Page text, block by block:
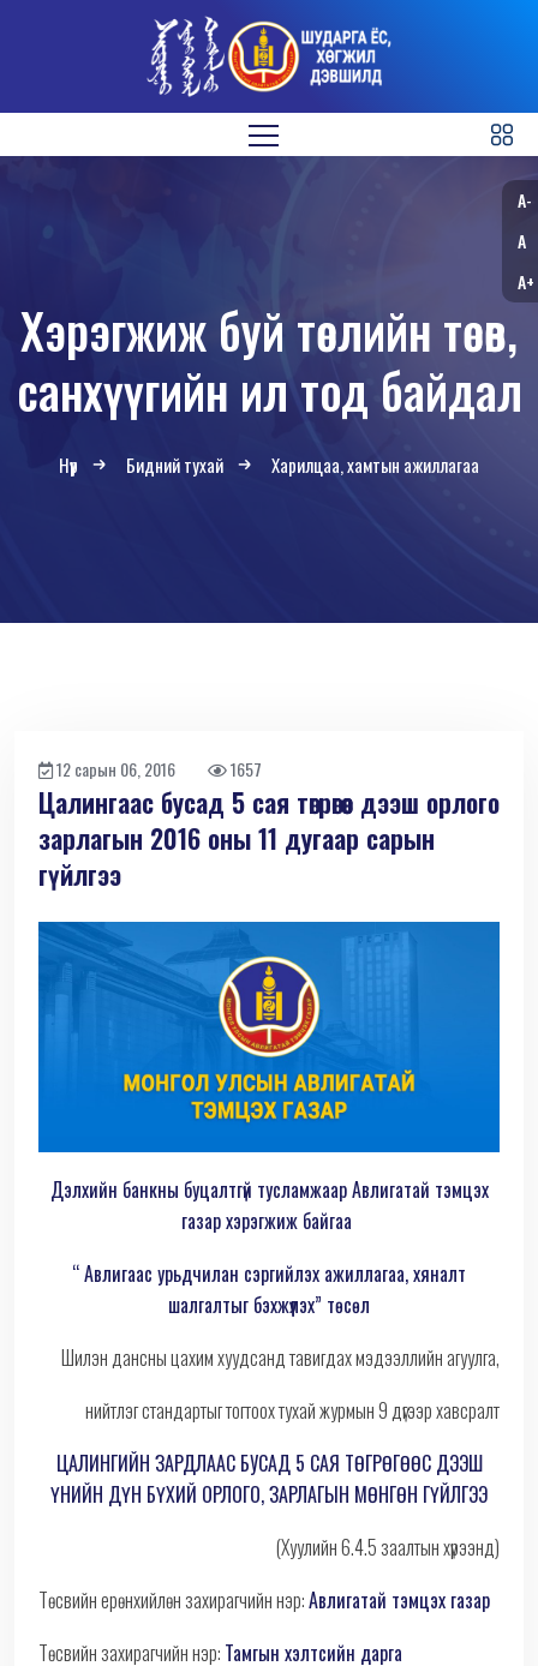
Хэрэгжиж буй төслийн төсөв,
санхүүгийн ил тод байдал
Нүүр Бидний тухай Харилцаа, хамтын ажиллагаа
12 сарын 06, 2016 1657
Цалингаас бусад 5 сая төгрөгөөс дээш орлого
зарлагын 2016 оны 11 дугаар сарын
гүйлгээ
Дэлхийн банкны буцалтгүй тусламжаар Авлигатай тэмцэх
газар хэрэгжиж байгаа
“ Авлигаас урьдчилан сэргийлэх ажиллагаа, хяналт
шалгалтыг бэхжүүлэх” төсөл
Шилэн дансны цахим хуудсанд тавигдах мэдээллийн агуулга,
нийтлэг стандартыг тогтоох тухай журмын 9 дүгээр хавсралт
ЦАЛИНГИЙН ЗАРДЛААС БУСАД 5 САЯ ТӨГРӨГӨӨС ДЭЭШ
ҮНИЙН ДҮН БҮХИЙ ОРЛОГО, ЗАРЛАГЫН МӨНГӨН ГҮЙЛГЭЭ
(Хуулийн 6.4.5 заалтын хүрээнд)
Төсвийн ерөнхийлөн захирагчийн нэр:Авлигатай тэмцэх газар
Төсвийн захирагчийн нэр: Тамгын хэлтсийн дарга
A-
A
A+